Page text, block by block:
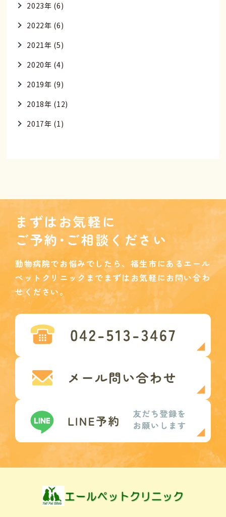
2023年 (6)
2022年 (6)
2021年 (5)
2020年 (4)
2019年 (9)
2018年 (12)
2017年 (1)
まずはお気軽に
ご予約･ご相談ください
動物病院でお悩みでしたら、 福生市にあるエール
ペットクリニックまで まずはお気軽にお問い合わ
せください。